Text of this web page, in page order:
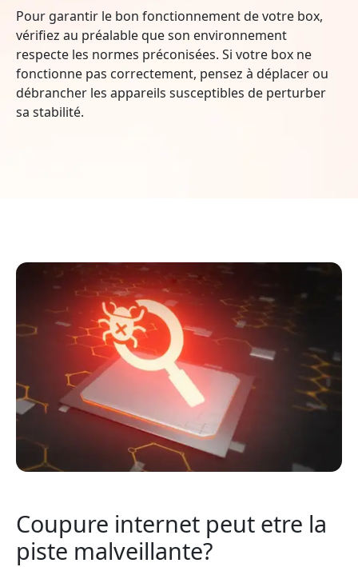
Pour garantir le bon fonctionnement de votre box,
vérifiez au préalable que son environnement
respecte les normes préconisées. Si votre box ne
fonctionne pas correctement, pensez à déplacer ou
débrancher les appareils susceptibles de perturber
sa stabilité.
Coupure internet peut etre la
piste malveillante?